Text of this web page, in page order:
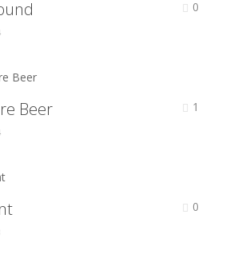
0
Beer 1
0